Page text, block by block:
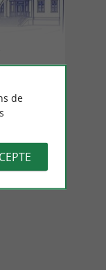
de